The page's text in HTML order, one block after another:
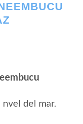
del mar.